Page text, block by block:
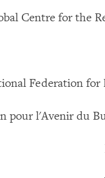
Centre for the
Federation
pour l'Avenir du